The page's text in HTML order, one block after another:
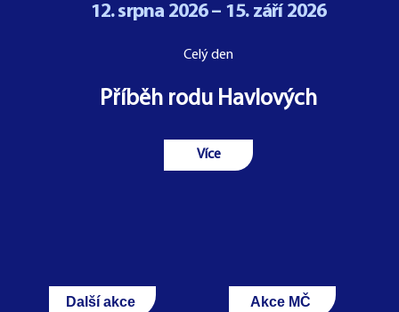
12. srpna 2026 – 15. září 2026
Celý den
Příběh rodu Havlových
Více
Další akce Akce MČ